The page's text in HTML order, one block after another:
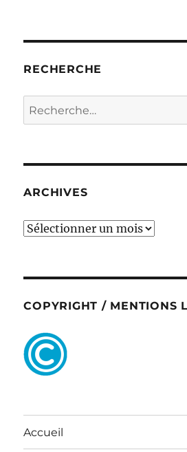
RECHERCHE
Recherche
pour :
ARCHIVES
ARCHIVES
COPYRIGHT / MENTIONS
Accueil